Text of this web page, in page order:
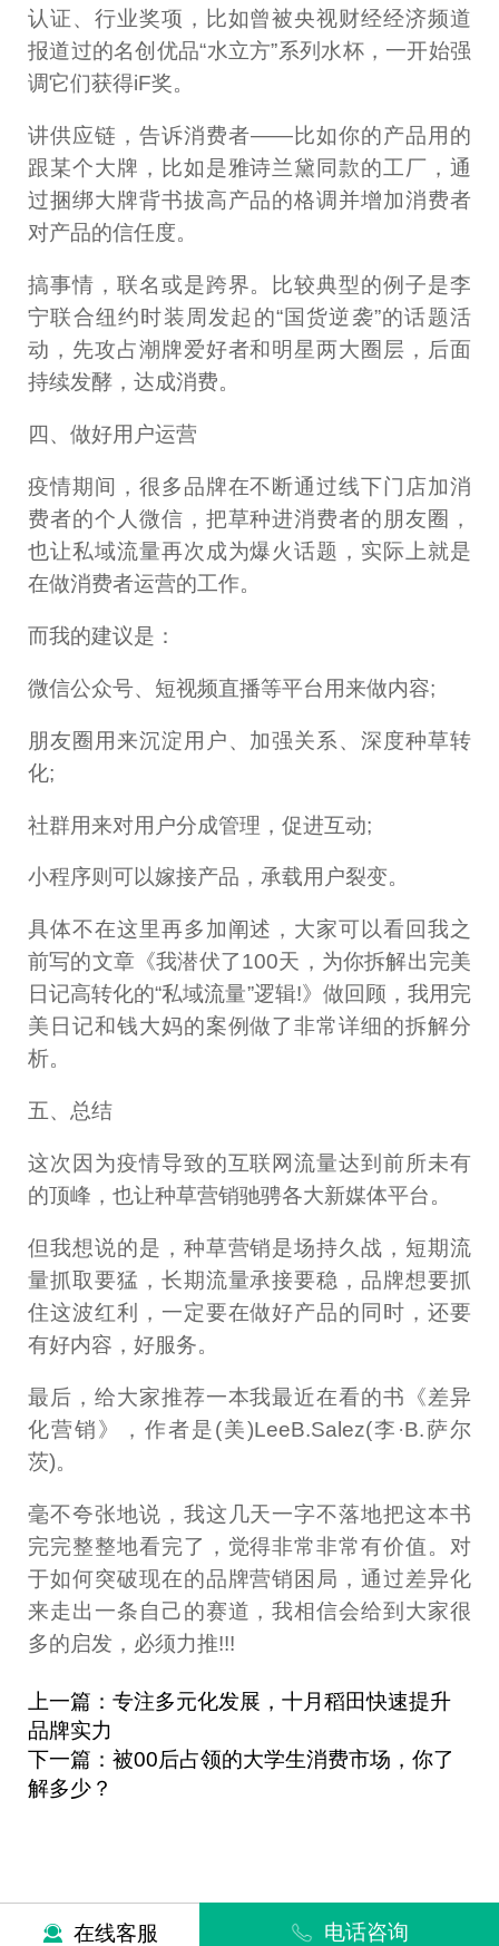
认证、行业奖项，比如曾被央视财经经济频道
报道过的名创优品“水立方”系列水杯，一开始强
调它们获得iF奖。
讲供应链，告诉消费者——比如你的产品用的
跟某个大牌，比如是雅诗兰黛同款的工厂，通
过捆绑大牌背书拔高产品的格调并增加消费者
对产品的信任度。
搞事情，联名或是跨界。比较典型的例子是李
宁联合纽约时装周发起的“国货逆袭”的话题活
动，先攻占潮牌爱好者和明星两大圈层，后面
持续发酵，达成消费。
四、做好用户运营
疫情期间，很多品牌在不断通过线下门店加消
费者的个人微信，把草种进消费者的朋友圈，
也让私域流量再次成为爆火话题，实际上就是
在做消费者运营的工作。
而我的建议是：
微信公众号、短视频直播等平台用来做内容;
朋友圈用来沉淀用户、加强关系、深度种草转
化;
社群用来对用户分成管理，促进互动;
小程序则可以嫁接产品，承载用户裂变。
具体不在这里再多加阐述，大家可以看回我之
前写的文章《我潜伏了100天，为你拆解出完美
日记高转化的“私域流量”逻辑!》做回顾，我用完
美日记和钱大妈的案例做了非常详细的拆解分
析。
五、总结
这次因为疫情导致的互联网流量达到前所未有
的顶峰，也让种草营销驰骋各大新媒体平台。
但我想说的是，种草营销是场持久战，短期流
量抓取要猛，长期流量承接要稳，品牌想要抓
住这波红利，一定要在做好产品的同时，还要
有好内容，好服务。
最后，给大家推荐一本我最近在看的书《差异
化营销》，作者是(美)LeeB.Salez(李·B.萨尔
茨)。
毫不夸张地说，我这几天一字不落地把这本书
完完整整地看完了，觉得非常非常有价值。对
于如何突破现在的品牌营销困局，通过差异化
来走出一条自己的赛道，我相信会给到大家很
多的启发，必须力推!!!
上一篇：专注多元化发展，十月稻田快速提升
品牌实力
下一篇：被00后占领的大学生消费市场，你了
解多少？
在线客服 电话咨询